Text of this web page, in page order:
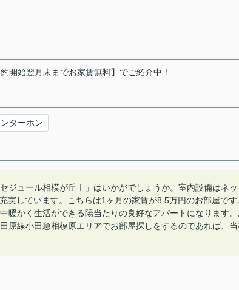
開始翌月末までお家賃無料】でご紹介中！
ターホン
ジュール相模が丘Ⅰ」はいかがでしょうか。室内設備はネッ
実しています。こちらは1ヶ月の家賃が8.5万円のお部屋です
暖かく生活ができる陽当たりの良好なアパートになります。
原線小田急相模原エリアでお部屋探しをするのであれば、当